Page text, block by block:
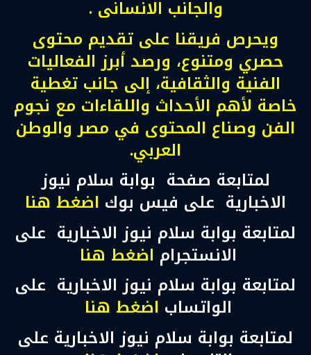
والجانب الانسانى .
ويحرص فريقنا على تقديم محتوى
حصري ومتنوع، ورصد أبرز الفعاليات
الفنية والثقافية، إلى جانب تغطية
خاصة لأهم الأحداث واللقاءات مع نجوم
الفن وصناع المحتوى في مصر والوطن
العربي.
لمتابعة صفحة بوابة سلام نيوز
الاخبارية على فيس بوك اضغط هنا
لمتابعة بوابة سلام نيوز الاخبارية على
الانستجرام اضغط هنا
لمتابعة بوابة سلام نيوز الاخبارية على
الواتساب اضغط هنا
لمتابعة بوابة سلام نيوز الاخبارية على